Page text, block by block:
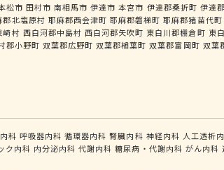
松市 田村市 南相馬市 伊達市 本宮市 伊達郡桑折町 伊達
郡北塩原村 耶麻郡西会津町 耶麻郡磐梯町 耶麻郡猪苗代町
崎村 西白河郡中島村 西白河郡矢吹町 東白川郡棚倉町 東
郡小野町 双葉郡広野町 双葉郡楢葉町 双葉郡富岡町 双葉
科 呼吸器内科 循環器内科 腎臓内科 神経内科 人工透析
ク内科 内分泌内科 代謝内科 糖尿病・代謝内科 がん内科